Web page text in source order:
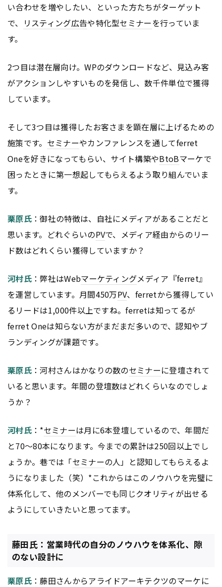
い合わせを増やしたい、といった方たちがターゲット
で、 リスティング広告や特化型セミナーを行っていま
す。
2つ目は潜在層向け。WPのダウンロードなど、見込み客
がアクションしやすいものを発信し、数千件単位で獲得
しています。
そして3つ目は獲得したお客さまを顕在層に上げるための
施策です。 セミナーやカンファレンスを通してferret
Oneを好きになってもらい、サイト構築やBtoBマーケで
困ったときに第一想起してもらえるよう取り組んでいま
す。
栗原氏：御社の特徴は、自社にメディアがあることだと
思います。どれぐらいのPVで、メディア経由からのリー
ド数はどれくらい獲得していますか？
河村氏：弊社はWebマーケティングメディア『ferret』
を運営しています。月間450万PV、ferretから獲得してい
るリードは1,000件以上ですね。ferretは知ってるが
ferret Oneは知らない方がまだまだ多いので、認知やブ
ランディングが課題です。
栗原氏：河村さんはかなりの数のセミナーに登壇されて
いると思います。年間の登壇数はどれくらいなのでしょ
うか？
河村氏：*セミナーは月に6本登壇しているので、年間だ
と70〜80本になります。今までの累計は250回以上でし
ょうか。巷では「セミナーの人」と認知してもらえるよ
うになりました（笑）*これからはこのノウハウを完璧に
体系化して、他のメンバーでも同じクオリティが出せる
ようにしていきたいと思ってます。
藤田氏：営業時代の自分のノウハウを体系化、隙
のない設計に
栗原氏：藤田さんからアライドアーキテクツのマーケに